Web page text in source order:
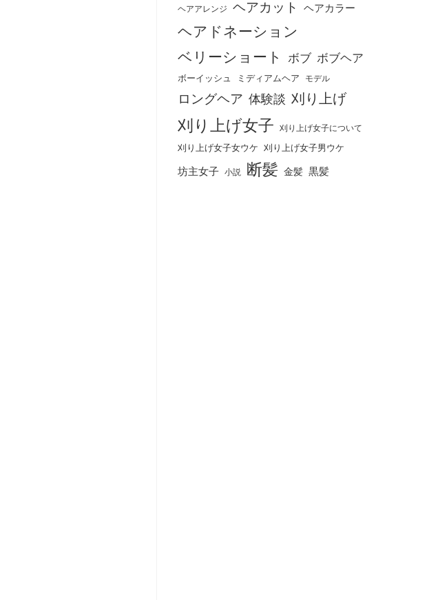
ヘアアレンジ ヘアカット ヘアカラー
ヘアドネーション
ベリーショート
ボブ ボブヘア
ボーイッシュ ミディアムヘア モデル
ロングヘア 体験談 刈り上げ
刈り上げ女子 刈り上げ女子について
刈り上げ女子女ウケ 刈り上げ女子男ウケ
坊主女子 小説 断髪 金髪 黒髪